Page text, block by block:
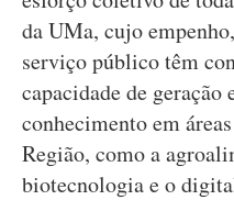
da UMa, cujo
serviço público têm
capacidade de geração
conhecimento em
Região, como a
biotecnologia e o